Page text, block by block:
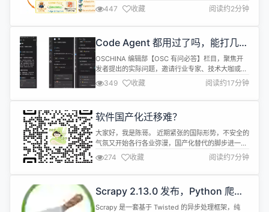
验。 KuaiMod 的核心在于其对短视频内容的质量判
别。传统的内容判别方法往往依赖于静态规则和人工
标注，成本高且难以应对用户偏好的动态变化。而
据集，制定了首个面向短视频的内容质量判别基准测
试，涵盖了四类主要的劣质...
447 收藏 阅读约2分钟
Code Agent 都用过了吗，能打几
分？
OSCHINA 编辑部【OSC 有问必答】栏目，聚焦开
发者提出的实际问题，邀请行业专家、技术大咖或资
深开发者进行深度剖析和解答，人话版呈现开发者们
最关心的问题。 欢迎各位开发者说出你最关心的技术
难题，也欢迎资深开发 er、行业专家、学者大咖们自
型技术的催化下，各种 AI 编程工具相继登场，用过
的开发者...
349 收藏 阅读约17分钟
软件国产化迁移难？
大家好，我是陈哥。 近期紧张的国际形势，不安全的
气氛又开始各行各业弥漫，国产化替代的脚步进一步
加快。 我的一个朋友说：他们公司被被微软突然通知
禁用office365，一开始感觉天塌了，结果第二天公
司就确认了国产替代方案，一周内就可以切换完毕。
是“如何以最优路径完成迁移”的实战考验。自禅道发
布发布《禅道国产化替...
274 收藏 阅读约7分钟
Scrapy 2.13.0 发布，Python 爬虫
框架
Scrapy 是一套基于 Twisted 的异步处理框架，纯